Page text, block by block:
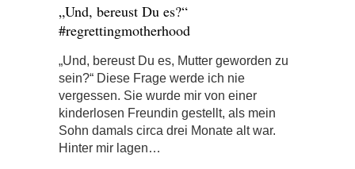
„Und, bereust Du es?“
#regrettingmotherhood
„Und, bereust Du es, Mutter geworden zu
sein?“ Diese Frage werde ich nie
vergessen. Sie wurde mir von einer
kinderlosen Freundin gestellt, als mein
Sohn damals circa drei Monate alt war.
Hinter mir lagen…